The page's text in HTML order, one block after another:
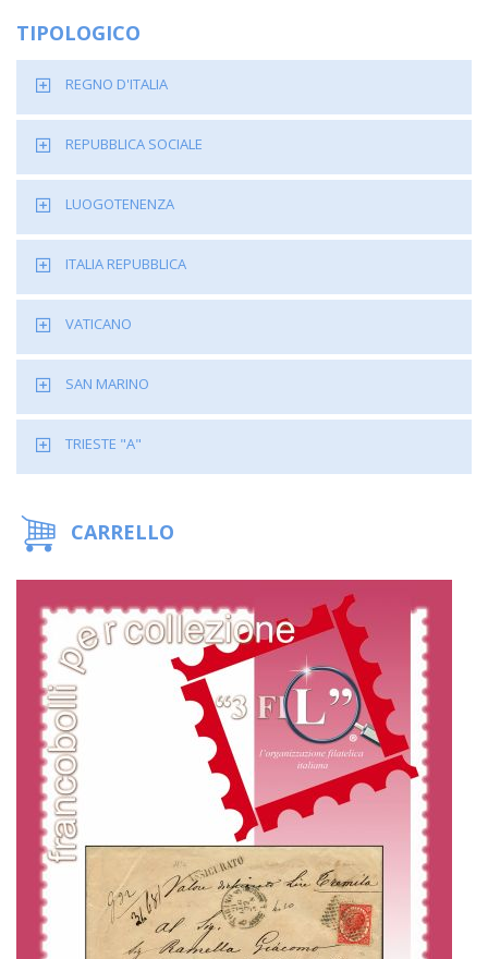
TIPOLOGICO
REGNO D'ITALIA
REPUBBLICA SOCIALE
LUOGOTENENZA
ITALIA REPUBBLICA
VATICANO
SAN MARINO
TRIESTE "A"
CARRELLO